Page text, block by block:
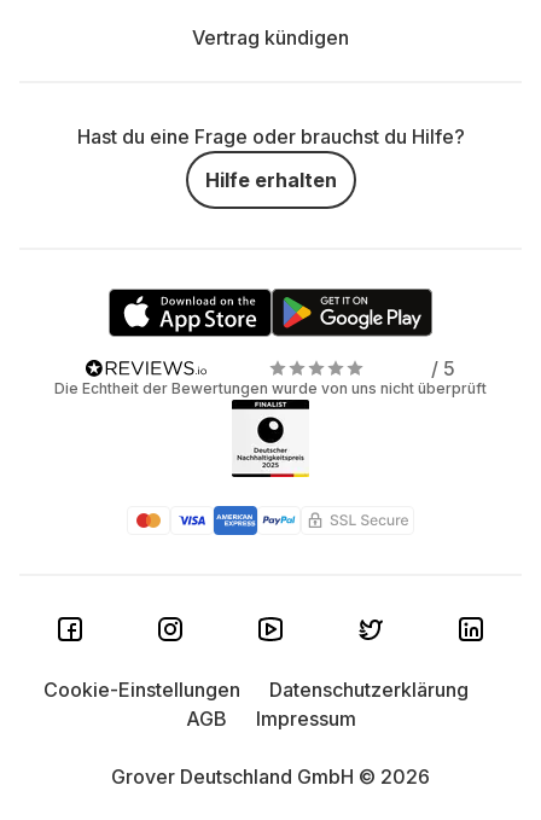
Vertrag kündigen
Hast du eine Frage oder brauchst du Hilfe?
Hilfe erhalten
/ 5
Die Echtheit der Bewertungen wurde von uns nicht überprüft
Grover Deutschland GmbH © 2026
Cookie-Einstellungen
Datenschutzerklärung
AGB
Impressum